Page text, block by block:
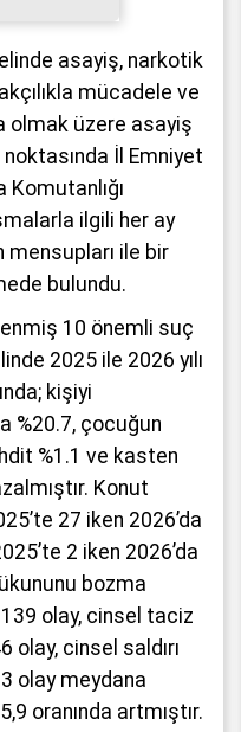
asayiş, narkotik
mücadele ve
olmak üzere asayiş
İl Emniyet
ilgili her ay
mensupları ile bir
bulundu.
10 önemli suç
2025 ile 2026 yılı
kişiyi
%20.7, çocuğun
%1.1 ve kasten
Konut
27 iken 2026’da
2 iken 2026’da
bozma
139 olay, cinsel taciz
olay, cinsel saldırı
olay meydana
oranında artmıştır.